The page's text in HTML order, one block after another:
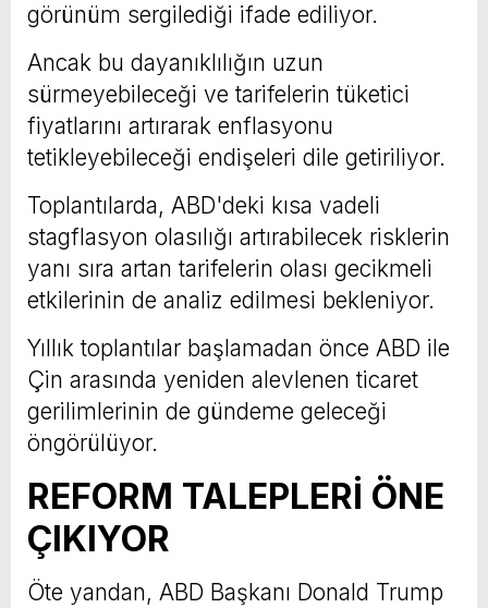
görünüm sergilediği ifade ediliyor.
Ancak bu dayanıklılığın uzun
sürmeyebileceği ve tarifelerin tüketici
fiyatlarını artırarak enflasyonu
tetikleyebileceği endişeleri dile getiriliyor.
Toplantılarda, ABD'deki kısa vadeli
stagflasyon olasılığı artırabilecek risklerin
yanı sıra artan tarifelerin olası gecikmeli
etkilerinin de analiz edilmesi bekleniyor.
Yıllık toplantılar başlamadan önce ABD ile
Çin arasında yeniden alevlenen ticaret
gerilimlerinin de gündeme geleceği
öngörülüyor.
REFORM TALEPLERİ ÖNE
ÇIKIYOR
Öte yandan, ABD Başkanı Donald Trump